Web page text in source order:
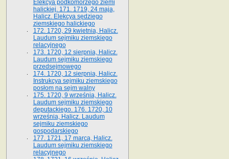
Elekcya podkomorzego ziemi
halickiej. 171. 1719, 24 maja,
Halicz. Elekcya sędziego
ziemskiego halickiego
172. 1720, 29 kwietnia, Halicz.
Laudum sejmiku ziemskiego
relacyjnego
173. 1720, 12 sierpnia, Halicz.
Laudum sejmiku ziemskiego
przedsejmowego
174. 1720, 12 sierpnia, Halicz.
Instrukcya sejmiku ziemskiego
posłom na sejm walny
175. 1720, 9 września, Halicz.
Laudum sejmiku ziemskiego
deputackiego. 176. 1720, 10
września, Halicz. Laudum
sejmiku ziemskiego
gospodarskiego
177. 1721, 17 marca, Halicz.
Laudum sejmiku ziemskiego
relacyjnego